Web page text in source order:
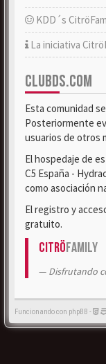
KDD´s
La iniciativa
CLUBDS.COM
Esta comunidad
Posteriormente
usuarios de otros
El hospedaje de
C5 España -
como asociación
El registro y
gratuito.
CitröFamily
Disfrutando
Funcionando con phpBB -